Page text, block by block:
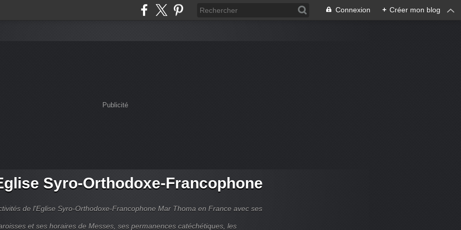
Connexion + Créer mon blog
Publicité
Syro-Orthodoxe-Francophone
de l'Eglise Syro-Orthodoxe-Francophone Mar Thoma en France avec ses
et ses horaires de Messes, ses permanences catéchétiques, les